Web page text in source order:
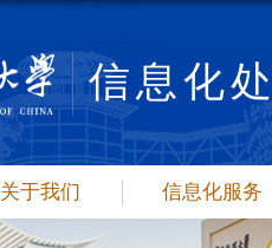
信息化
关于我们 信息化服务